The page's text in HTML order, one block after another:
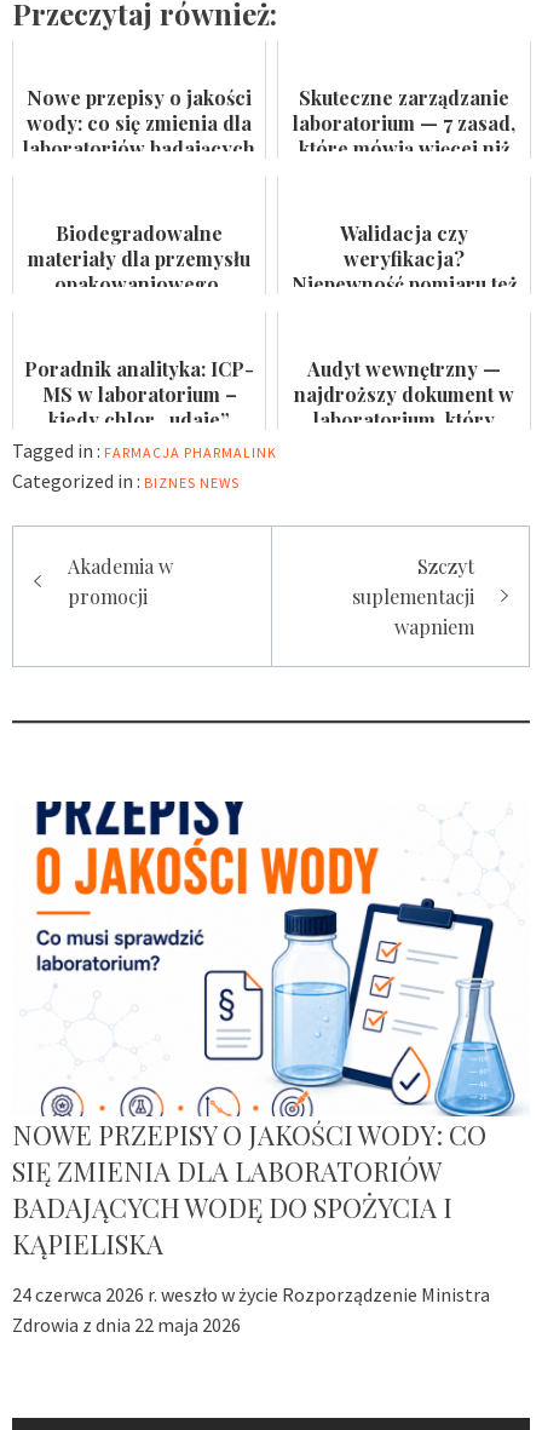
Przeczytaj również:
Nowe przepisy o jakości
wody: co się zmienia dla
laboratoriów badających
Skuteczne zarządzanie
laboratorium — 7 zasad,
które mówią więcej niż
Biodegradowalne
materiały dla przemysłu
opakowaniowego.
Walidacja czy
weryfikacja?
Niepewność pomiaru też
Poradnik analityka: ICP-
MS w laboratorium –
kiedy chlor „udaje”
arsen?
Audyt wewnętrzny —
najdroższy dokument w
laboratorium, który
Tagged in : FARMACJA PHARMALINK
Categorized in : BIZNES NEWS
Nawigacja
wpisu
Akademia w
promocji
Szczyt
suplementacji
wapniem
NOWE PRZEPISY O JAKOŚCI WODY: CO
SIĘ ZMIENIA DLA LABORATORIÓW
BADAJĄCYCH WODĘ DO SPOŻYCIA I
KĄPIELISKA
24 czerwca 2026 r. weszło w życie Rozporządzenie Ministra
Zdrowia z dnia 22 maja 2026